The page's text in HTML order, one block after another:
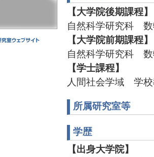
【大学院後期課程】
自然科学研究科 数
【大学院前期課程】
自然科学研究科 数
【学士課程】
人間社会学域 学
所属研究室等
学歴
【出身大学院】